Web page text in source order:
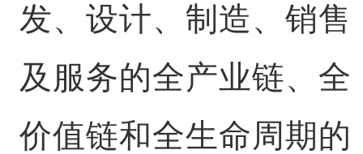
发、设计、制造、销售
及服务的全产业链、全
价值链和全生命周期的